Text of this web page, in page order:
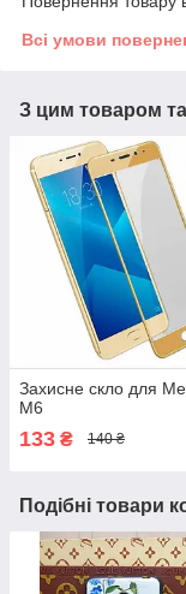
Всі умови
З цим товаром
Захисне скло для
M6
133 ₴ 140 ₴
Подібні товари